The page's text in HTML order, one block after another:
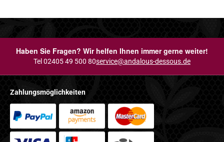
Haben Sie Fragen? Wir helfen Ihnen immer gerne weiter!
Tel 02405 49 500 80service@andalous-dessous.de
Zahlungsmöglichkeiten